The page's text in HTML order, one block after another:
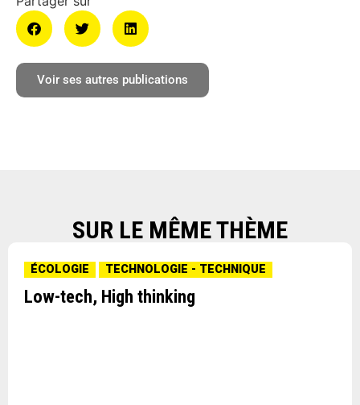
Voir ses autres publications
SUR LE MÊME THÈME
ÉCOLOGIE TECHNOLOGIE - TECHNIQUE
Low-tech, High thinking